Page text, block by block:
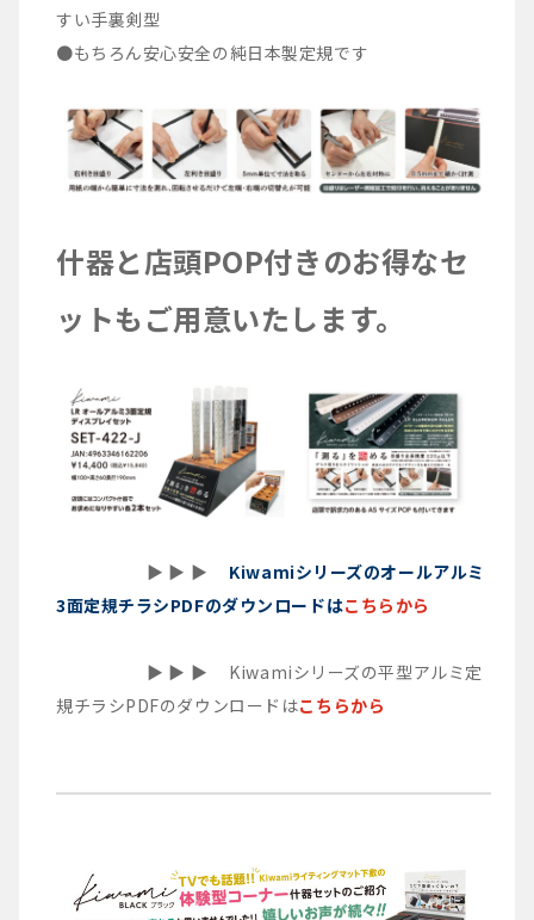
すい手裏剣型
●もちろん安心安全の純日本製定規です
什器と店頭POP付きのお得なセ
ットもご用意いたします。
▶︎ ▶︎ ▶︎ Kiwamiシリーズのオールアルミ
3面定規チラシPDFのダウンロードはこちらから
▶︎ ▶︎ ▶︎ Kiwamiシリーズの平型アルミ定
規チラシPDFのダウンロードはこちらから